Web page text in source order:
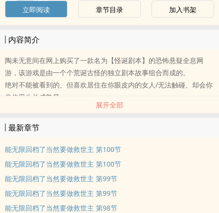
立即阅读
章节目录 加入书架
内容简介
陶未无意间在网上购买了一款名为【怪诞剧本】的恐怖悬疑全息网
游，该游戏是由一个个荒诞古怪的独立剧本故事组合而成的。
绝对不能被看到的、但喜欢居住在你眼皮内的女人/无法触碰、却会你
身体里生长成熟最
展开全部
最新章节
能无限回档了当然要做救世主 第100节
能无限回档了当然要做救世主 第100节
能无限回档了当然要做救世主 第99节
能无限回档了当然要做救世主 第99节
能无限回档了当然要做救世主 第98节